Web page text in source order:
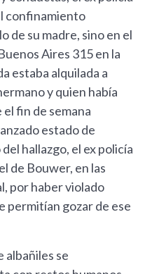
confinamiento
de su madre, sino en el
Aires 315 en la
estaba alquilada a
y quien había
fin de semana
estado de
hallazgo, el ex policía
de Bouwer, en las
por haber violado
permitían gozar de ese
albañiles se